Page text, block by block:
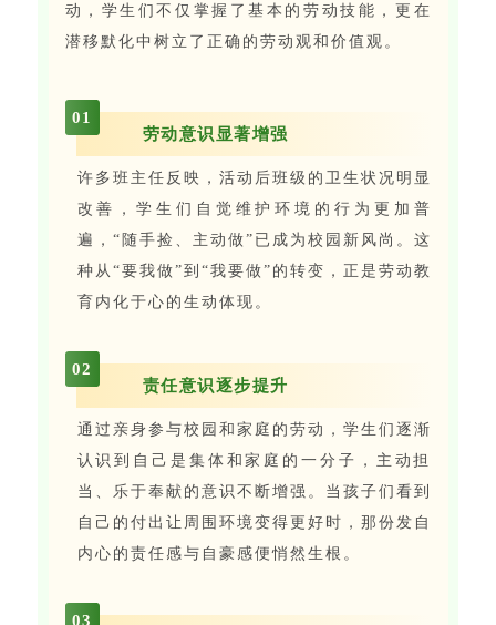
动，学生们不仅掌握了基本的劳动技能，更在
潜移默化中树立了正确的劳动观和价值观。
01
劳动意识显著增强
许多班主任反映，活动后班级的卫生状况明显
改善，学生们自觉维护环境的行为更加普
遍，“随手捡、主动做”已成为校园新风尚。这
种从“要我做”到“我要做”的转变，正是劳动教
育内化于心的生动体现。
02
责任意识逐步提升
通过亲身参与校园和家庭的劳动，学生们逐渐
认识到自己是集体和家庭的一分子，主动担
当、乐于奉献的意识不断增强。当孩子们看到
自己的付出让周围环境变得更好时，那份发自
内心的责任感与自豪感便悄然生根。
03